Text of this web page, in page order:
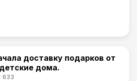
краядоставку подарков от
дома.